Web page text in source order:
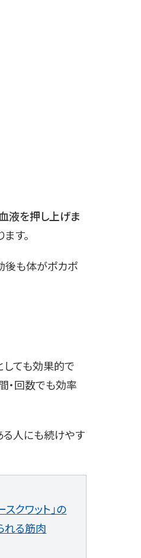
液を押し上げま
す。
後も体がポカポ
しても効果的で
・回数でも効率
人にも続けやす
クワット」の
れる筋肉